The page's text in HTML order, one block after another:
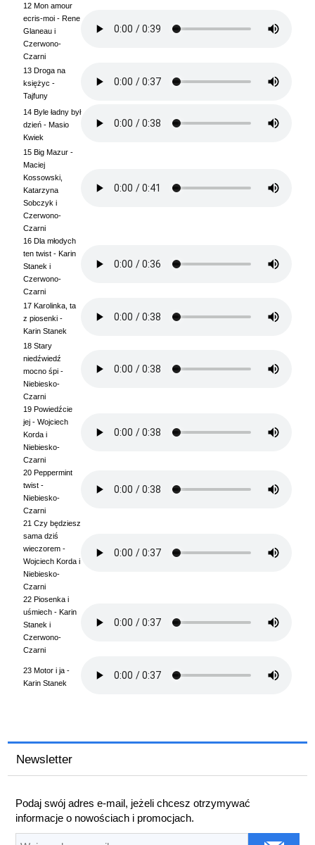
12 Mon amour
ecris-moi - Rene
Glaneau i
Czerwono-
Czarni
13 Droga na
księżyc -
Tajfuny
14 Byle ładny był
dzień - Masio
Kwiek
15 Big Mazur -
Maciej
Kossowski,
Katarzyna
Sobczyk i
Czerwono-
Czarni
16 Dla młodych
ten twist - Karin
Stanek i
Czerwono-
Czarni
17 Karolinka, ta
z piosenki -
Karin Stanek
18 Stary
niedźwiedź
mocno śpi -
Niebiesko-
Czarni
19 Powiedźcie
jej - Wojciech
Korda i
Niebiesko-
Czarni
20 Peppermint
twist -
Niebiesko-
Czarni
21 Czy będziesz
sama dziś
wieczorem -
Wojciech Korda i
Niebiesko-
Czarni
22 Piosenka i
uśmiech - Karin
Stanek i
Czerwono-
Czarni
23 Motor i ja -
Karin Stanek
Newsletter
Podaj swój adres e-mail, jeżeli chcesz otrzymywać
informacje o nowościach i promocjach.